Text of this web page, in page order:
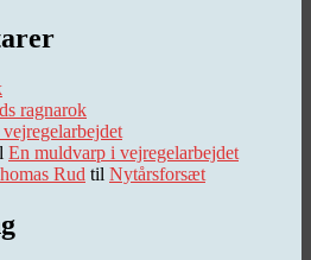
ragnarok
En muldvarp i vejregelarbejdet
Rud til Nytårsforsæt